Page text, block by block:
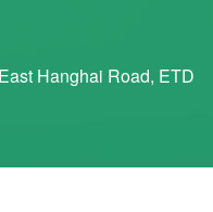
Hanghai Road, ETD